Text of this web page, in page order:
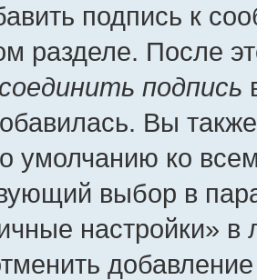
подпись к
разделе. После
подпись
Вы
умолчанию ко
выбор в
настройки»